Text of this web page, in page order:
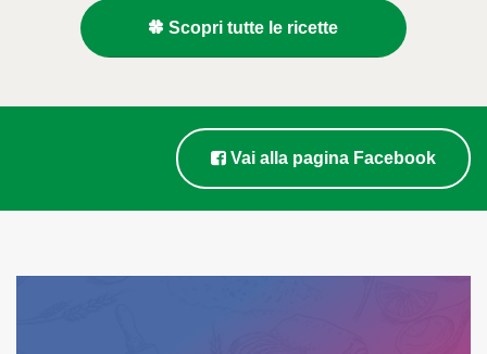
Scopri tutte le ricette
Vai alla pagina Facebook